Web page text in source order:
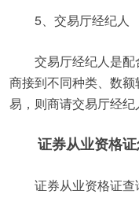
5、交易厅经纪人
交易厅经纪人是
商接到不同种类、数
易，则商请交易厅经
证券从业资格
证券从业资格证查